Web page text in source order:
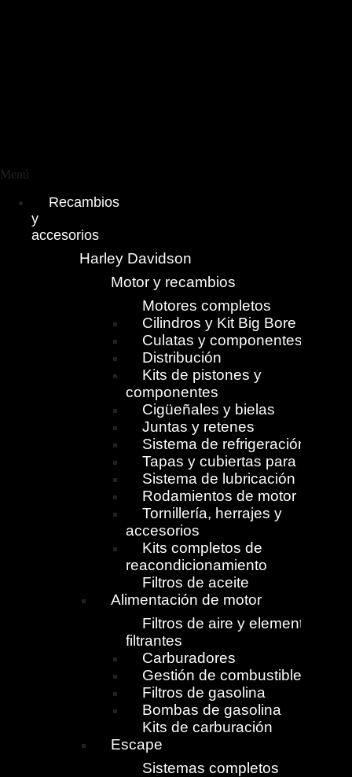
Menú
Recambios
y
accesorios
Harley Davidson
Motor y recambios
Motores completos
Cilindros y Kit Big Bore
Culatas y componentes
Distribución
Kits de pistones y
componentes
Cigüeñales y bielas
Juntas y retenes
Sistema de refrigeración
Tapas y cubiertas para motor
Sistema de lubricación
Rodamientos de motor
Tornillería, herrajes y
accesorios
Kits completos de
reacondicionamiento
Filtros de aceite
Alimentación de motor
Filtros de aire y elementos
filtrantes
Carburadores
Gestión de combustible
Filtros de gasolina
Bombas de gasolina
Kits de carburación
Escape
Sistemas completos